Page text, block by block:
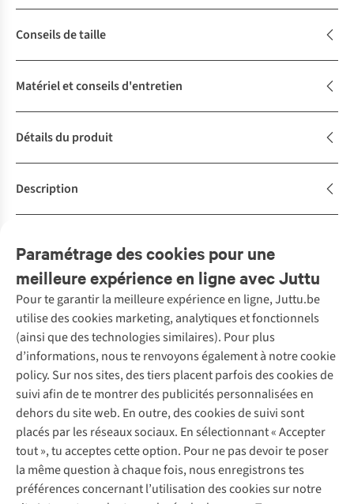
Conseils de taille
Matériel et conseils d'entretien
Détails du produit
Description
Paramétrage des cookies pour une
meilleure expérience en ligne avec Juttu
Pour te garantir la meilleure expérience en ligne, Juttu.be
utilise des cookies marketing, analytiques et fonctionnels
(ainsi que des technologies similaires). Pour plus
d’informations, nous te renvoyons également à notre cookie
policy. Sur nos sites, des tiers placent parfois des cookies de
suivi afin de te montrer des publicités personnalisées en
dehors du site web. En outre, des cookies de suivi sont
placés par les réseaux sociaux. En sélectionnant « Accepter
tout », tu acceptes cette option. Pour ne pas devoir te poser
la même question à chaque fois, nous enregistrons tes
préférences concernant l’utilisation des cookies sur notre
Service client
Questions fréquentes
Commander
Payer
10 % réduction étudiants
Klarna : post-paiement
Livraison
Retourner
Rétractation d'une commande
Nos services
Vintage - ReJUsed
Atelier de couture
Personal shopping
Boîte à vêtements
Événements / ateliers
Juttu
Qui sommes-nous ?
Juttu Friends
Inspiration
Travailler chez Juttu
Abonne-toi à la newsletter